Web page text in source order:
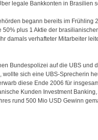
legale Bankkonten in Brasilien
begann bereits im
plus 1 Aktie der
damals verhafteter Mitarbeiter
Bundespolizei auf die UBS
sich eine UBS-Sprecherin
diese Ende 2006 für
Kunden Investment
rund 500 Mio USD Gewinn